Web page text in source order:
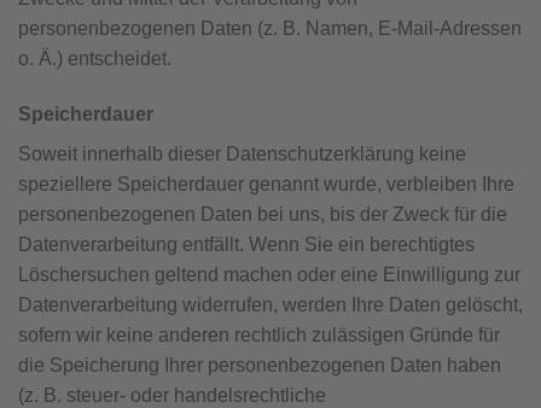
personenbezogenen Daten (z. B. Namen, E-Mail-Adressen
o. Ä.) entscheidet.
Speicherdauer
Soweit innerhalb dieser Datenschutzerklärung keine
speziellere Speicherdauer genannt wurde, verbleiben Ihre
personenbezogenen Daten bei uns, bis der Zweck für die
Datenverarbeitung entfällt. Wenn Sie ein berechtigtes
Löschersuchen geltend machen oder eine Einwilligung zur
Datenverarbeitung widerrufen, werden Ihre Daten gelöscht,
sofern wir keine anderen rechtlich zulässigen Gründe für
die Speicherung Ihrer personenbezogenen Daten haben
(z. B. steuer- oder handelsrechtliche